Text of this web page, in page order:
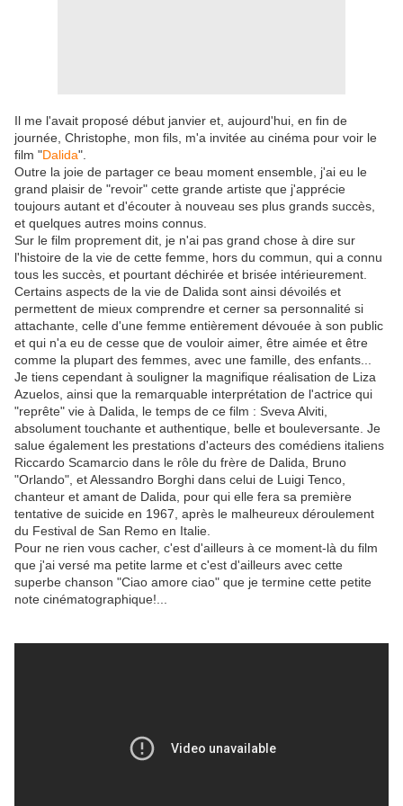
Il me l'avait proposé début janvier et, aujourd'hui, en fin de
journée, Christophe, mon fils, m'a invitée au cinéma pour voir le
film "Dalida".
Outre la joie de partager ce beau moment ensemble, j'ai eu le
grand plaisir de "revoir" cette grande artiste que j'apprécie
toujours autant et d'écouter à nouveau ses plus grands succès,
et quelques autres moins connus.
Sur le film proprement dit, je n'ai pas grand chose à dire sur
l'histoire de la vie de cette femme, hors du commun, qui a connu
tous les succès, et pourtant déchirée et brisée intérieurement.
Certains aspects de la vie de Dalida sont ainsi dévoilés et
permettent de mieux comprendre et cerner sa personnalité si
attachante, celle d'une femme entièrement dévouée à son public
et qui n'a eu de cesse que de vouloir aimer, être aimée et être
comme la plupart des femmes, avec une famille, des enfants...
Je tiens cependant à souligner la magnifique réalisation de Liza
Azuelos, ainsi que la remarquable interprétation de l'actrice qui
"reprête" vie à Dalida, le temps de ce film : Sveva Alviti,
absolument touchante et authentique, belle et bouleversante. Je
salue également les prestations d'acteurs des comédiens italiens
Riccardo Scamarcio dans le rôle du frère de Dalida, Bruno
"Orlando", et Alessandro Borghi dans celui de Luigi Tenco,
chanteur et amant de Dalida, pour qui elle fera sa première
tentative de suicide en 1967, après le malheureux déroulement
du Festival de San Remo en Italie.
Pour ne rien vous cacher, c'est d'ailleurs à ce moment-là du film
que j'ai versé ma petite larme et c'est d'ailleurs avec cette
superbe chanson "Ciao amore ciao" que je termine cette petite
note cinématographique!...